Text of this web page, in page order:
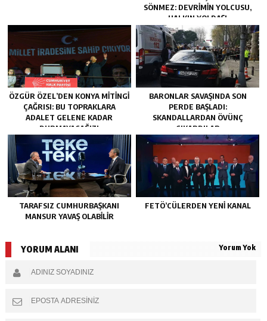
SÖNMEZ: DEVRIMIN YOLCUSU,
HALKIN YOLDAŞI
ÖZGÜR ÖZEL’DEN KONYA MITINGI
ÇAĞRISI: BU TOPRAKLARA
ADALET GELENE KADAR
DURMAYACAĞIZ!
BARONLAR SAVAŞINDA SON
PERDE BAŞLADI:
SKANDALLARDAN ÖVÜNÇ
ÇIKARDILAR
TARAFSIZ CUMHURBAŞKANI
MANSUR YAVAŞ OLABİLİR
FETÖ’CÜLERDEN YENI KANAL
YORUM ALANI Yorum Yok